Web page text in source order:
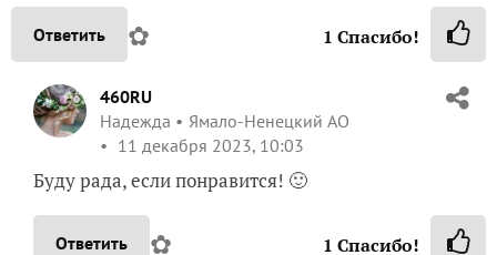
Ответить ✿ 1 Спасибо!
460RU
Надежда
Ямало-Ненецкий АО
11 декабря 2023, 10:03
Буду рада, если понравится! 🙂
Ответить ✿ 1 Спасибо!